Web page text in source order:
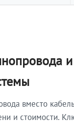
и
вместо
и стоимости.